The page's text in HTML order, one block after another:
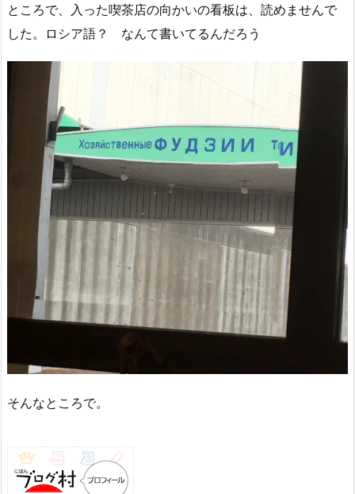
ところで、入った喫茶店の向かいの看板は、読めませんで
した。ロシア語？ なんて書いてるんだろう
そんなところで。